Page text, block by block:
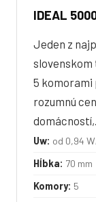
IDEAL
Jeden z
slovenskom
5 komorami
rozumnú
Uw: od 0,94
Hĺbka: 70 mm
Komory: 5